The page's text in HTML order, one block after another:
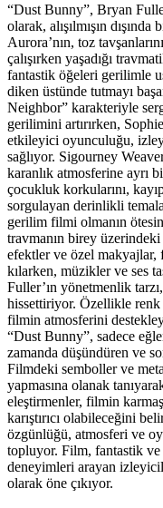
“Dust Bunny”, Bryan
olarak, alışılmışın
Aurora’nın, toz
çalışırken yaşadığı
fantastik öğeleri gerilimle
diken üstünde tutmayı
Neighbor” karakteriyle
gerilimini artırırken,
etkileyici oyunculuğu,
sağlıyor. Sigourney
karanlık atmosferine ayrı
çocukluk korkularını,
sorgulayan derinlikli
gerilim filmi olmanın
travmanın birey
efektler ve özel makyajlar,
kılarken, müzikler ve ses
Fuller’ın yönetmenlik
hissettiriyor. Özellikle renk
filmin atmosferini
“Dust Bunny”, sadece
zamanda düşündüren ve
Filmdeki semboller ve
yapmasına olanak
eleştirmenler, filmin
karıştırıcı olabileceğini
özgünlüğü, atmosferi ve
topluyor. Film, fantastik ve
deneyimleri arayan
olarak öne çıkıyor.